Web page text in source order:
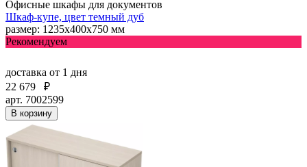
Офисные шкафы для документов
Шкаф-купе, цвет темный дуб
размер: 1235х400х750 мм
Рекомендуем
доставка от 1 дня
22 679
₽
арт. 7002599
В корзину